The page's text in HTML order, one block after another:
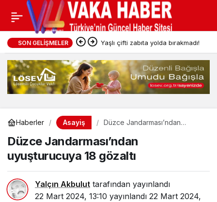
SON GELIŞMELER Yaşlı çifti zabıta yolda bırakmadı!
Haberler Asayiş
Düzce Jandarması’ndan
Düzce Jandarması’ndan
uyuşturucuya 18 gözaltı
Yalçın Akbulut tarafından yayınlandı
22 Mart 2024, 13:10 yayınlandı 22 Mart 2024,